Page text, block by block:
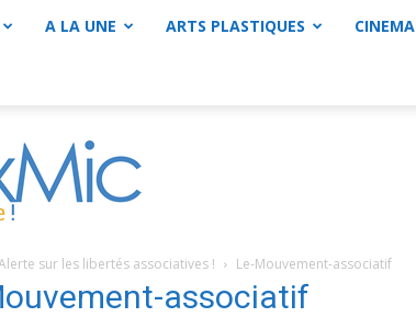
A LA UNE ARTS PLASTIQUES CINEMA
sur les libertés associatives ! Le-Mouvement-associatif
associatif